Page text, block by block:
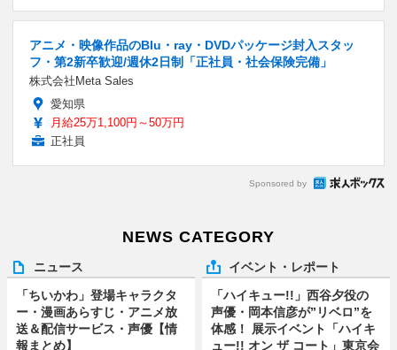
アニメ・映像作品のBlu・ray・DVDパッケージ封入スタッ
フ・第2新卒歓迎/週休2日制「正社員・社会保険完備」
株式会社Meta Sales
愛知県
月給25万1,100円～50万円
正社員
Sponsored by
NEWS CATEGORY
ニュース
「ちいかわ」登場キャラクタ
ー・漫画あらすじ・アニメ放
送＆配信サービス・声優【情
報まとめ】
イベント・レポート
「ハイキュー!!」西谷夕役の
声優・岡本信彦が”リベロ”を
体感！ 展示イベント「ハイキ
ュー!! オン ザ コート」東京会